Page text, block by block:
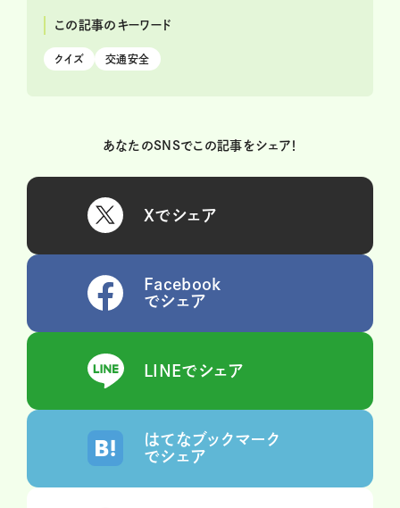
この記事のキーワード
クイズ 交通安全
あなたのSNSでこの記事をシェア！
Xでシェア
Facebook
でシェア
LINEでシェア
はてなブックマーク
でシェア